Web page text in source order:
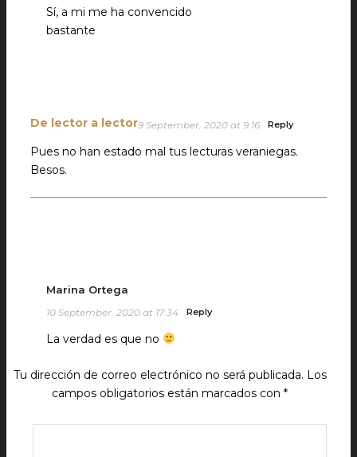
Sí, a mi me ha convencido
bastante
De lector a lector9 September, 2020 at 9:16 Reply
Pues no han estado mal tus lecturas veraniegas.
Besos.
Marina Ortega
10 September, 2020 at 17:34 Reply
La verdad es que no
Tu dirección de correo electrónico no será publicada. Los
campos obligatorios están marcados con*